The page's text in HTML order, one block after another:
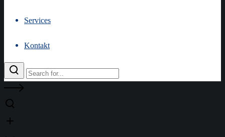
Services
Kontakt